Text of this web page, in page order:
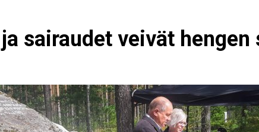
sairaudet veivät